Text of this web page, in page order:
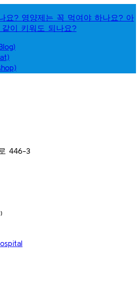
요? 영양제는 꼭 먹여야 하나요? 아
이 키워도 되나요?
446-3